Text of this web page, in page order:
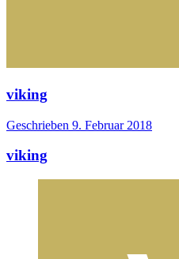
viking
Geschrieben 9. Februar 2018
viking